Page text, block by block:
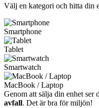
Välj en kategori och hitta din
Smartphone
Tablet
Smartwatch
MacBook / Laptop
Genom att sälja din enhet
avfall. Det är bra för miljön!